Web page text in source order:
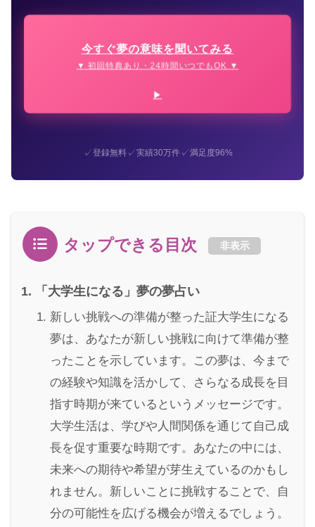
今すぐ夢の意味を聞いてみる
▼ 初回特典あり・24時間いつでもOK ▼
✓登録無料✓実績30万件✓満足度96%
タップできる目次 非表示
「大学生になる」夢の夢占い
新しい挑戦への準備が整った証大学生になる
夢は、あなたが新しい挑戦に向けて準備が整
ったことを示しています。この夢は、今まで
の経験や知識を活かして、さらなる成長を目
指す時期が来ているというメッセージです。
大学生活は、学びや人間関係を通じて自己成
長を促す重要な時期です。あなたの中には、
未来への期待や希望が芽生えているのかもし
れません。新しいことに挑戦することで、自
分の可能性を広げる機会が増えるでしょう。